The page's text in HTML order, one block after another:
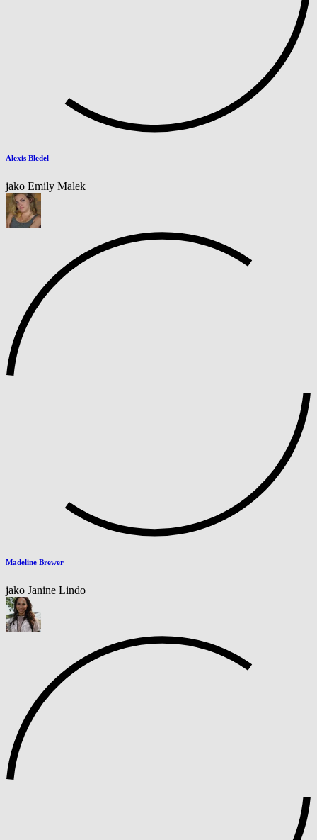
Alexis Bledel
jako Emily Malek
Madeline Brewer
jako Janine Lindo